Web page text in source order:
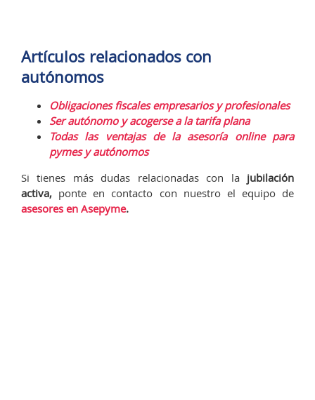
Artículos relacionados con
autónomos
Obligaciones fiscales empresarios y profesionales
Ser autónomo y acogerse a la tarifa plana
Todas las ventajas de la asesoría online para
pymes y autónomos
Si tienes más dudas relacionadas con lajubilación
activa, ponte en contacto con nuestro el equipo de
asesores en Asepyme.